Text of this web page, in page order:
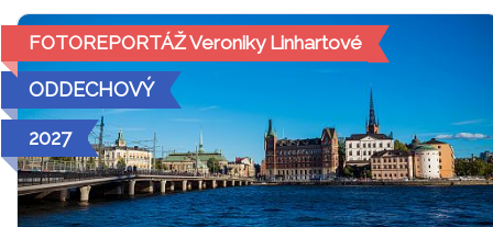
FOTOREPORTÁŽ Veroniky Linhartové
ODDECHOVÝ
2027